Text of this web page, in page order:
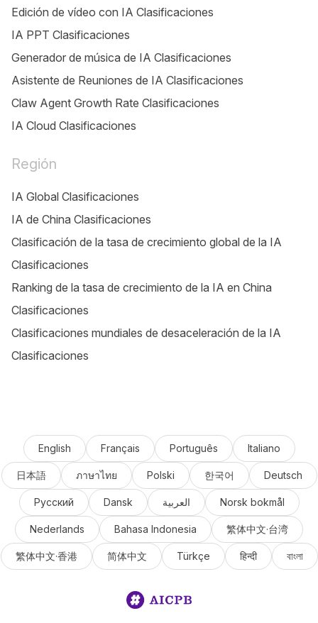
Edición de vídeo con IA Clasificaciones
IA PPT Clasificaciones
Generador de música de IA Clasificaciones
Asistente de Reuniones de IA Clasificaciones
Claw Agent Growth Rate Clasificaciones
IA Cloud Clasificaciones
Región
IA Global Clasificaciones
IA de China Clasificaciones
Clasificación de la tasa de crecimiento global de la IA
Clasificaciones
Ranking de la tasa de crecimiento de la IA en China
Clasificaciones
Clasificaciones mundiales de desaceleración de la IA
Clasificaciones
English Français Português Italiano
日本語 ภาษาไทย Polski 한국어 Deutsch
Русский Dansk العربية Norsk bokmål
Nederlands Bahasa Indonesia 繁体中文·台湾
繁体中文·香港 简体中文 Türkçe हिन्दी বাংলা